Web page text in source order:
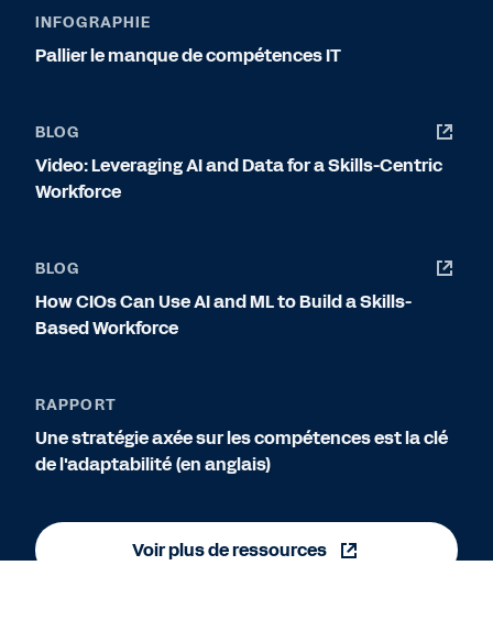
INFOGRAPHIE
Pallier le manque de compétences IT
BLOG
Video: Leveraging AI and Data for a Skills-Centric
Workforce
BLOG
How CIOs Can Use AI and ML to Build a Skills-
Based Workforce
RAPPORT
Une stratégie axée sur les compétences est la clé
de l'adaptabilité (en anglais)
Voir plus de ressources